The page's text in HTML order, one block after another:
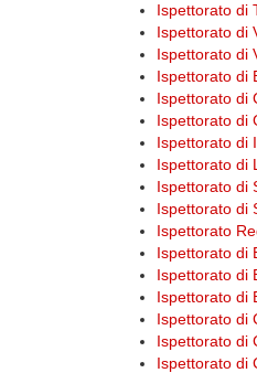
Ispettorato di
Ispettorato di
Ispettorato di
Ispettorato di
Ispettorato di
Ispettorato di
Ispettorato di
Ispettorato di
Ispettorato di
Ispettorato di
Ispettorato
Ispettorato di
Ispettorato di
Ispettorato di
Ispettorato di
Ispettorato di
Ispettorato di